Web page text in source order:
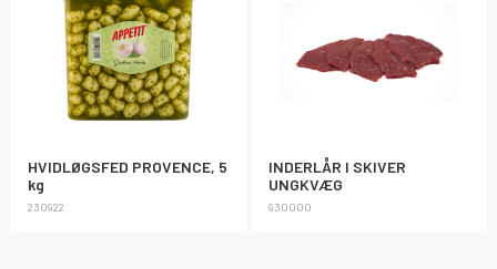
HVIDLØGSFED PROVENCE, 5
kg
230922
INDERLÅR I SKIVER
UNGKVÆG
930000